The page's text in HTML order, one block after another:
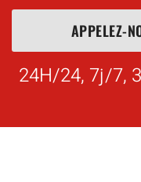
APPELEZ-
24H/24, 7j/7,